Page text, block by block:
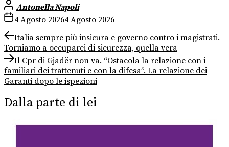
Antonella Napoli
4 Agosto 20264 Agosto 2026
Navigazione
articoli
Previous
post:
Italia sempre più insicura e governo contro i magistrati.
Torniamo a occuparci di sicurezza, quella vera
Next
post:
Il Cpr di Gjadër non va. “Ostacola la relazione con i
familiari dei trattenuti e con la difesa”. La relazione dei
Garanti dopo le ispezioni
Dalla parte di lei